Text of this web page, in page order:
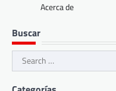
Acerca de
Buscar
Search
for: